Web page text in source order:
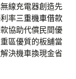
無線充電器創造先
率三重機車借款
協助代償民間優
區優質的板舖當
解決機車換現金省